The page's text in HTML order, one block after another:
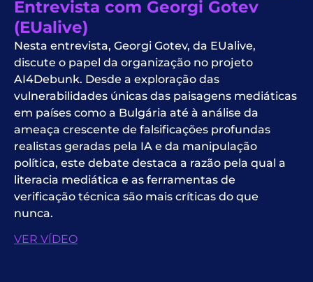
Entrevista com Georgi Gotev
(EUalive)
Nesta entrevista, Georgi Gotev, da EUalive,
discute o papel da organização no projeto
AI4Debunk. Desde a exploração das
vulnerabilidades únicas das paisagens mediáticas
em países como a Bulgária até à análise da
ameaça crescente de falsificações profundas
realistas geradas pela IA e da manipulação
política, este debate destaca a razão pela qual a
literacia mediática e as ferramentas de
verificação técnica são mais críticas do que
nunca.
VER VÍDEO